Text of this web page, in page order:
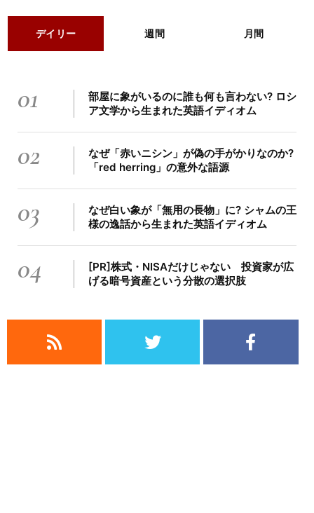
デイリー 週間 月間
01
部屋に象がいるのに誰も何も言わない? ロシ
ア文学から生まれた英語イディオム
02
なぜ「赤いニシン」が偽の手がかりなのか?
「red herring」の意外な語源
03
なぜ白い象が「無用の長物」に? シャムの王
様の逸話から生まれた英語イディオム
04
[PR]株式・NISAだけじゃない 投資家が広
げる暗号資産という分散の選択肢